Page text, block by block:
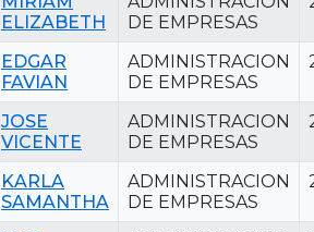
ELIZABETH
DE EMPRESAS
EDGAR
FAVIAN
ADMINISTRACION
DE EMPRESAS
JOSE
VICENTE
ADMINISTRACION
DE EMPRESAS
KARLA
SAMANTHA
ADMINISTRACION
DE EMPRESAS